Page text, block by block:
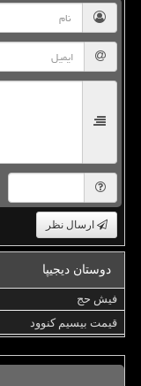
ارسال نظر
دوستان دیجیپا
فیش حج
قیمت بیسیم کنوود